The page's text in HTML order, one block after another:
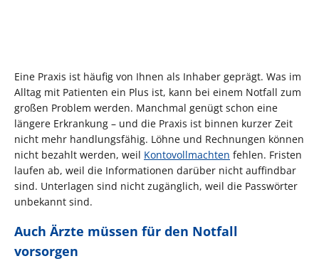
Eine Praxis ist häufig von Ihnen als Inhaber geprägt. Was im
Alltag mit Patienten ein Plus ist, kann bei einem Notfall zum
großen Problem werden. Manchmal genügt schon eine
längere Erkrankung – und die Praxis ist binnen kurzer Zeit
nicht mehr handlungsfähig. Löhne und Rechnungen können
nicht bezahlt werden, weil Kontovollmachten fehlen. Fristen
laufen ab, weil die Informationen darüber nicht auffindbar
sind. Unterlagen sind nicht zugänglich, weil die Passwörter
unbekannt sind.
Auch Ärzte müssen für den Notfall
vorsorgen